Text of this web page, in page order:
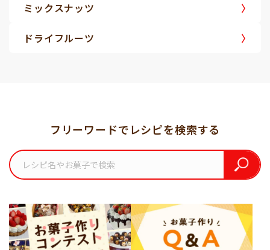
ミックスナッツ
ドライフルーツ
フリーワードでレシピを検索する